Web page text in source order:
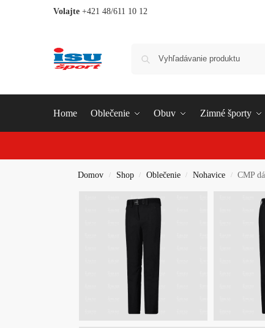
Volajte +421 48/611 10 12
Home Oblečenie Obuv Zimné športy
Domov / Shop / Oblečenie / Nohavice / CMP